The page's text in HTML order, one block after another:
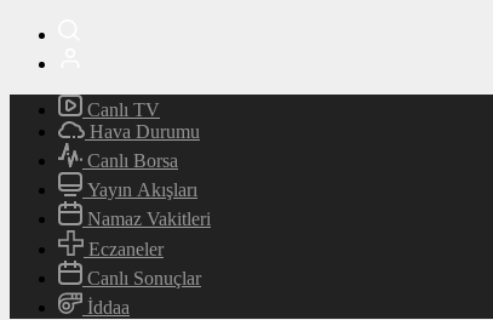
Canlı TV
Hava Durumu
Canlı Borsa
Yayın Akışları
Namaz Vakitleri
Eczaneler
Canlı Sonuçlar
İddaa